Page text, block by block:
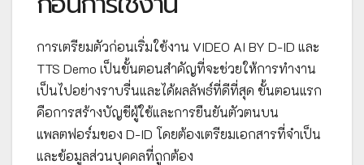
การเตรียมตัวก่อนเริ่มใช้งาน VIDEO AI BY D-ID และ
TTS Demo เป็นขั้นตอนสำคัญที่จะช่วยให้การทำงาน
เป็นไปอย่างราบรื่นและได้ผลลัพธ์ที่ดีที่สุด ขั้นตอนแรก
คือการสร้างบัญชีผู้ใช้และการยืนยันตัวตนบน
แพลตฟอร์มของ D-ID โดยต้องเตรียมเอกสารที่จำเป็น
และข้อมูลส่วนบุคคลที่ถูกต้อง